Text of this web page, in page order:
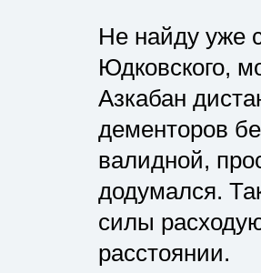
Не найду уже
Юдковского,
Азкабан
дементоров
валидной,
додумался.
силы
расстоянии.